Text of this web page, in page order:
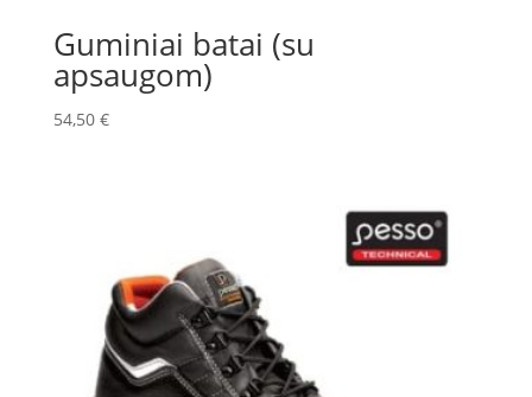
Guminiai batai (su
apsaugom)
54,50 €